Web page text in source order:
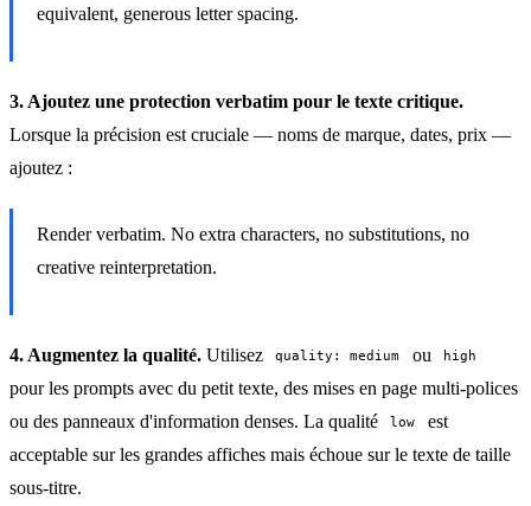
equivalent, generous letter spacing.
3. Ajoutez une protection verbatim pour le texte critique.
Lorsque la précision est cruciale — noms de marque, dates, prix —
ajoutez :
Render verbatim. No extra characters, no substitutions, no
creative reinterpretation.
4. Augmentez la qualité. Utilisez quality: medium ou high
pour les prompts avec du petit texte, des mises en page multi-polices
ou des panneaux d'information denses. La qualité
low
est
acceptable sur les grandes affiches mais échoue sur le texte de taille
sous-titre.